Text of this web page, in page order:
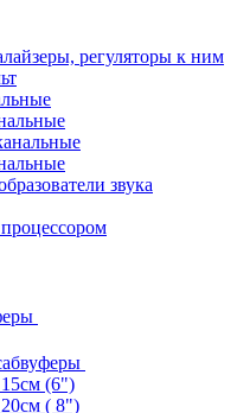
регуляторы к ним
звука
(6")
( 8")